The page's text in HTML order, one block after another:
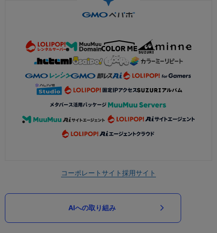
コーポレートサイト採用サイト
AIへの取り組み